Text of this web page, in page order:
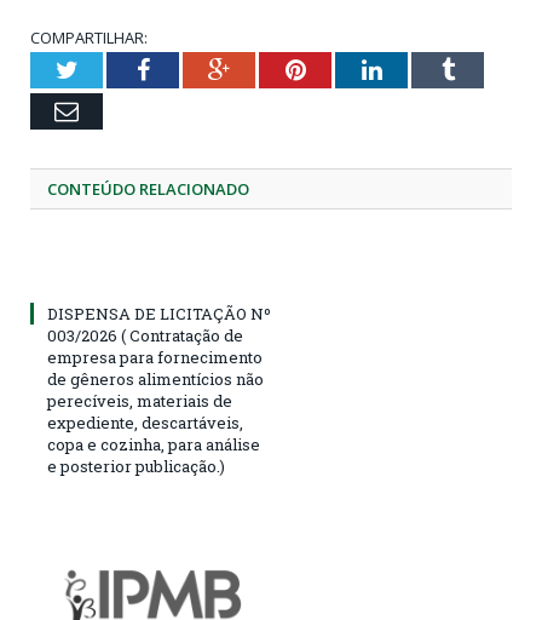
COMPARTILHAR:
TwitterFacebookGoogle+PinterestLinkedInTumblr
Email
CONTEÚDO RELACIONADO
DISPENSA DE LICITAÇÃO Nº
003/2026 ( Contratação de
empresa para fornecimento
de gêneros alimentícios não
perecíveis, materiais de
expediente, descartáveis,
copa e cozinha, para análise
e posterior publicação.)